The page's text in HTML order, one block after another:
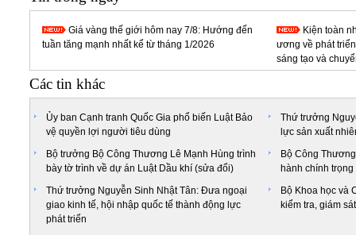
Giá vàng thế giới hôm nay 7/8: Hướng đến
tuần tăng mạnh nhất kể từ tháng 1/2026
Kiện toàn
ương về phát
sáng tạo và
Các tin khác
Ủy ban Cạnh tranh Quốc Gia phổ biến Luật Bảo
vệ quyền lợi người tiêu dùng
Thứ trưởng
lực sản xuất
Bộ trưởng Bộ Công Thương Lê Mạnh Hùng trình
bày tờ trình về dự án Luật Dầu khí (sửa đổi)
Bộ Công
hành chính
Thứ trưởng Nguyễn Sinh Nhật Tân: Đưa ngoại
giao kinh tế, hội nhập quốc tế thành động lực
phát triển
Bộ Khoa học và
kiểm tra, giám